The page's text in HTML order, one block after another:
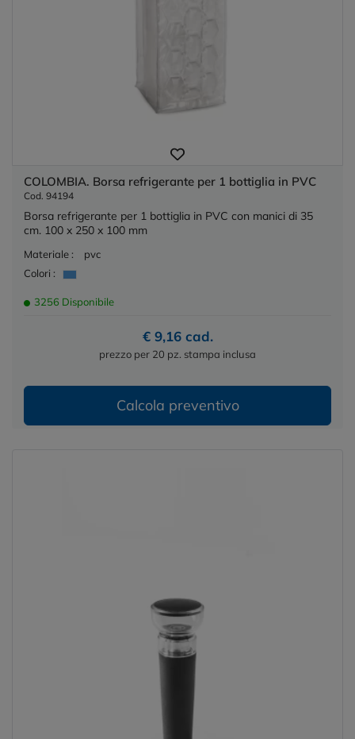
COLOMBIA. Borsa refrigerante per 1 bottiglia in PVC
Cod. 94194
Borsa refrigerante per 1 bottiglia in PVC con manici di 35
cm. 100 x 250 x 100 mm
Materiale :
pvc
Colori :
3256 Disponibile
€ 9,16 cad.
prezzo per 20 pz. stampa inclusa
Calcola preventivo